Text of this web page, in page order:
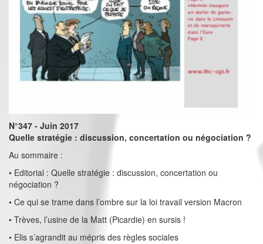
N°347 - Juin 2017
Quelle stratégie : discussion, concertation ou négociation ?
Au sommaire :
• Editorial : Quelle stratégie : discussion, concertation ou
négociation ?
• Ce qui se trame dans l’ombre sur la loi travail version Macron
• Trèves, l’usine de la Matt (Picardie) en sursis !
• Elis s’agrandit au mépris des règles sociales